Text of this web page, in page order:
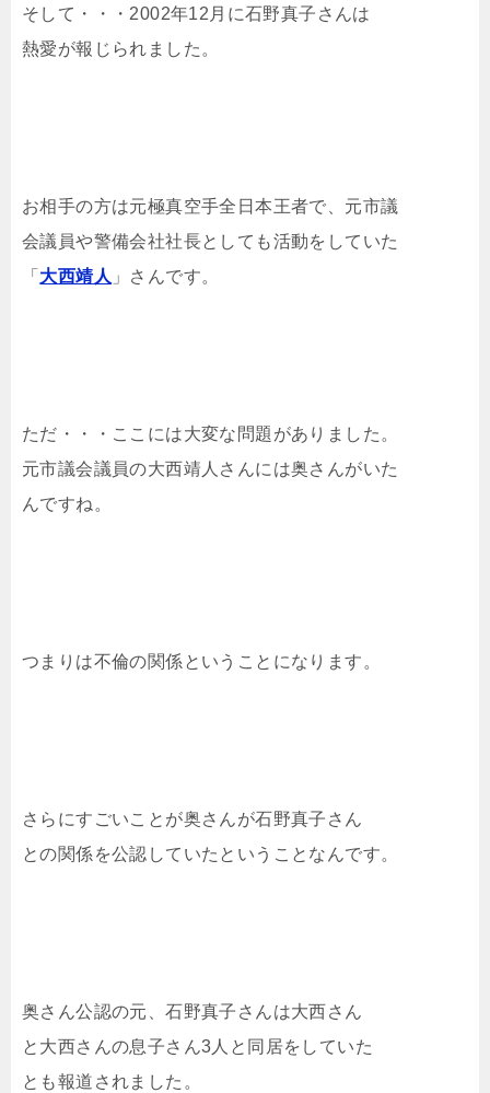
そして・・・2002年12月に石野真子さんは
熱愛が報じられました。
お相手の方は元極真空手全日本王者で、元市議
会議員や警備会社社長としても活動をしていた
「 大西靖人 」さんです。
ただ・・・ここには大変な問題がありました。
元市議会議員の大西靖人さんには奥さんがいた
んですね。
つまりは不倫の関係ということになります。
さらにすごいことが奥さんが石野真子さん
との関係を公認していたということなんです。
奥さん公認の元、石野真子さんは大西さん
と大西さんの息子さん3人と同居をしていた
とも報道されました。